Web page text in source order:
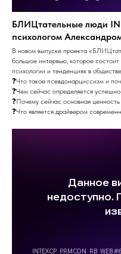
БЛИЦтательные люди
психологом
В новом выпуске проекта
большое интервью, которое
психологии и тенденциях в
❓Что такое псевдонарциссизм и
❓Чем сейчас определяется
❓Почему сейчас основная
❓Что является драйвером